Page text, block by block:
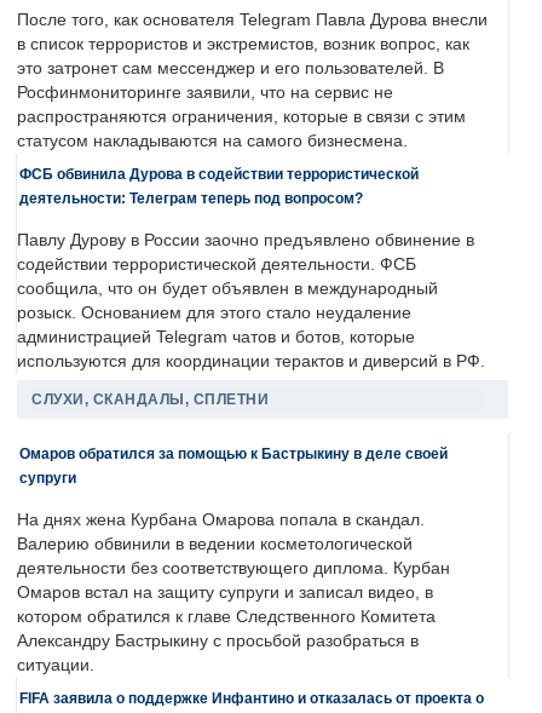
После того, как основателя Telegram Павла Дурова внесли
в список террористов и экстремистов, возник вопрос, как
это затронет сам мессенджер и его пользователей. В
Росфинмониторинге заявили, что на сервис не
распространяются ограничения, которые в связи с этим
статусом накладываются на самого бизнесмена.
ФСБ обвинила Дурова в содействии террористической
деятельности: Телеграм теперь под вопросом?
Павлу Дурову в России заочно предъявлено обвинение в
содействии террористической деятельности. ФСБ
сообщила, что он будет объявлен в международный
розыск. Основанием для этого стало неудаление
администрацией Telegram чатов и ботов, которые
используются для координации терактов и диверсий в РФ.
СЛУХИ, СКАНДАЛЫ, СПЛЕТНИ
Омаров обратился за помощью к Бастрыкину в деле своей
супруги
На днях жена Курбана Омарова попала в скандал.
Валерию обвинили в ведении косметологической
деятельности без соответствующего диплома. Курбан
Омаров встал на защиту супруги и записал видео, в
котором обратился к главе Следственного Комитета
Александру Бастрыкину с просьбой разобраться в
ситуации.
FIFA заявила о поддержке Инфантино и отказалась от проекта о